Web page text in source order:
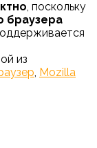
, поскольку
браузера
из
, Mozilla